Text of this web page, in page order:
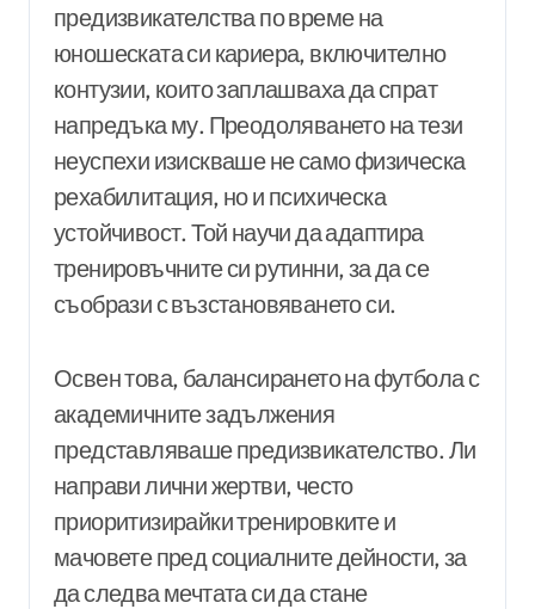
предизвикателства по време на
юношеската си кариера, включително
контузии, които заплашваха да спрат
напредъка му. Преодоляването на тези
неуспехи изискваше не само физическа
рехабилитация, но и психическа
устойчивост. Той научи да адаптира
тренировъчните си рутинни, за да се
съобрази с възстановяването си.
Освен това, балансирането на футбола с
академичните задължения
представляваше предизвикателство. Ли
направи лични жертви, често
приоритизирайки тренировките и
мачовете пред социалните дейности, за
да следва мечтата си да стане